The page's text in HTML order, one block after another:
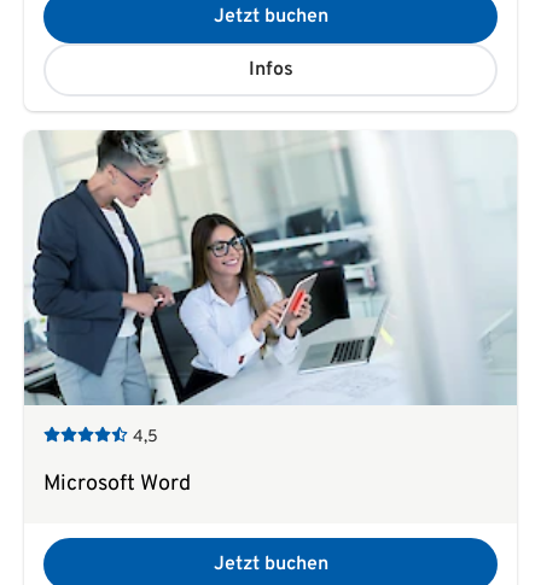
Jetzt buchen
Infos
4,5
Microsoft Word
Jetzt buchen